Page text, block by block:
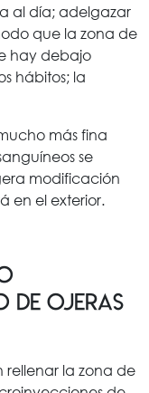
al día; adelgazar
que la zona de
hay debajo
hábitos; la
más fina
se
modificación
en el exterior.
de ojeras
rellenar la zona de